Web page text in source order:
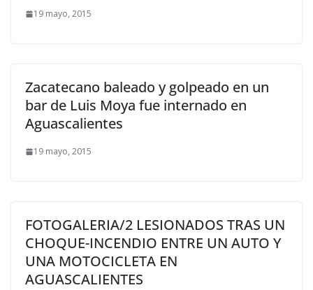
19 mayo, 2015
Zacatecano baleado y golpeado en un
bar de Luis Moya fue internado en
Aguascalientes
19 mayo, 2015
FOTOGALERIA/2 LESIONADOS TRAS UN
CHOQUE-INCENDIO ENTRE UN AUTO Y
UNA MOTOCICLETA EN
AGUASCALIENTES